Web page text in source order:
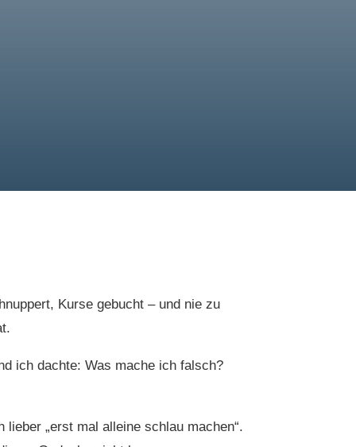
Kurse gebucht – und nie zu
ich dachte: Was mache ich falsch?
lieber „erst mal alleine schlau machen“.